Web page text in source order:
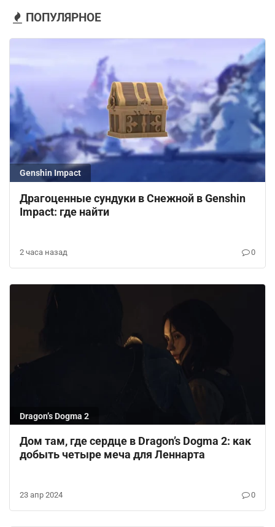
ПОПУЛЯРНОЕ
Genshin Impact
Драгоценные сундуки в Снежной в Genshin
Impact: где найти
2 часа назад 0
Dragon’s Dogma 2
Дом там, где сердце в Dragon’s Dogma 2: как
добыть четыре меча для Леннарта
23 апр 2024 0